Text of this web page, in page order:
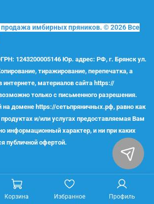
имбирных пряников. © 2026 Все
1243200005146 Юр. адрес: РФ, г. Брянск ул.
тиражирование, перепечатка, а
материалов сайта https://
только с письменного разрешения.
домене https://сетьпряничных.рф, равно как
и/или услугах предоставляемая Вам
информационный характер, и ни при каких
публичной офертой.
Корзина Избранное Профиль